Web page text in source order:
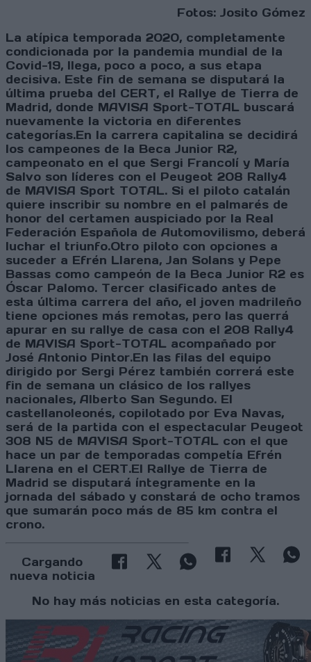
Fotos: Josito Gómez
La atípica temporada 2020, completamente
condicionada por la pandemia mundial de la
Covid-19, llega, poco a poco, a sus etapa
decisiva. Este fin de semana se disputará la
última prueba del CERT, el Rallye de Tierra de
Madrid, donde MAVISA Sport-TOTAL buscará
nuevamente la victoria en diferentes
categorías.En la carrera capitalina se decidirá
los campeones de la Beca Junior R2,
campeonato en el que Sergi Francolí y María
Salvo son líderes con el Peugeot 208 Rally4
de MAVISA Sport TOTAL. Si el piloto catalán
quiere inscribir su nombre en el palmarés de
honor del certamen auspiciado por la Real
Federación Española de Automovilismo, deberá
luchar el triunfo.Otro piloto con opciones a
suceder a Efrén Llarena, Jan Solans y Pepe
Bassas como campeón de la Beca Junior R2 es
Óscar Palomo. Tercer clasificado antes de
esta última carrera del año, el joven madrileño
tiene opciones más remotas, pero las querrá
apurar en su rallye de casa con el 208 Rally4
de MAVISA Sport-TOTAL acompañado por
José Antonio Pintor.En las filas del equipo
dirigido por Sergi Pérez también correrá este
fin de semana un clásico de los rallyes
nacionales, Alberto San Segundo. El
castellanoleonés, copilotado por Eva Navas,
será de la partida con el espectacular Peugeot
308 N5 de MAVISA Sport-TOTAL con el que
hace un par de temporadas competía Efrén
Llarena en el CERT.El Rallye de Tierra de
Madrid se disputará íntegramente en la
jornada del sábado y constará de ocho tramos
que sumarán poco más de 85 km contra el
crono.
Cargando
nueva noticia
No hay más noticias en esta categoría.